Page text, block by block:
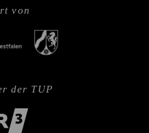
von
der TUP